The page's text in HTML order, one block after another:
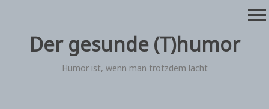
springenDer gesunde (T)humor
Humor ist, wenn man trotzdem lacht
menu